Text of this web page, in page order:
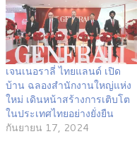
เจนเนอราลี่ ไทยแลนด์ เปิด
บ้าน ฉลองสำนักงานใหญ่แห่ง
ใหม่ เดินหน้าสร้างการเติบโต
ในประเทศไทยอย่างยั่งยืน
กันยายน 17, 2024